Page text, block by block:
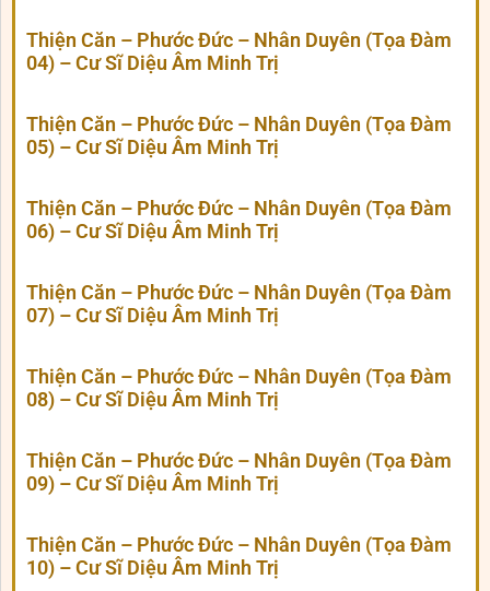
Thiện Căn – Phước Đức – Nhân Duyên (Tọa Đàm
04) – Cư Sĩ Diệu Âm Minh Trị
Thiện Căn – Phước Đức – Nhân Duyên (Tọa Đàm
05) – Cư Sĩ Diệu Âm Minh Trị
Thiện Căn – Phước Đức – Nhân Duyên (Tọa Đàm
06) – Cư Sĩ Diệu Âm Minh Trị
Thiện Căn – Phước Đức – Nhân Duyên (Tọa Đàm
07) – Cư Sĩ Diệu Âm Minh Trị
Thiện Căn – Phước Đức – Nhân Duyên (Tọa Đàm
08) – Cư Sĩ Diệu Âm Minh Trị
Thiện Căn – Phước Đức – Nhân Duyên (Tọa Đàm
09) – Cư Sĩ Diệu Âm Minh Trị
Thiện Căn – Phước Đức – Nhân Duyên (Tọa Đàm
10) – Cư Sĩ Diệu Âm Minh Trị